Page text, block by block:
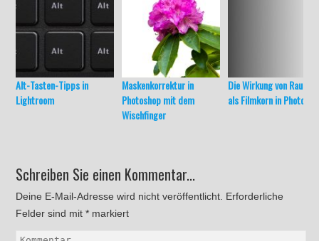
Alt-Tasten-Tipps in
Lightroom
Maskenkorrektur in
Photoshop mit dem
Wischfinger
Die Wirkung von
als Filmkorn in
Schreiben Sie einen Kommentar...
Deine E-Mail-Adresse wird nicht veröffentlicht. Erforderliche
Felder sind mit* markiert